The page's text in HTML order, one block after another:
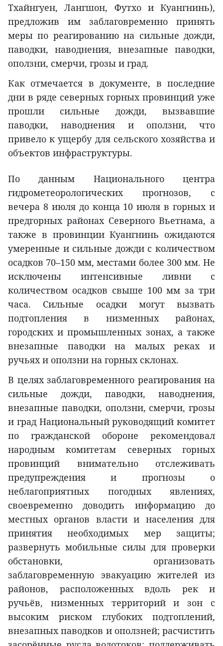
Тхайнгуен, Лангшон, Футхо и Куангнинь),
предложив им заблаговременно принять
меры по реагированию на сильные дожди,
паводки, наводнения, внезапные паводки,
оползни, смерчи, грозы и град.
Как отмечается в документе, в последние
дни в ряде северных горных провинций уже
прошли сильные дожди, вызвавшие
паводки, наводнения и оползни, что
привело к ущербу для сельского хозяйства и
объектов инфраструктуры.
По данным Национального центра
гидрометеорологических прогнозов, с
вечера 8 июля до конца 10 июля в горных и
предгорных районах Северного Вьетнама, а
также в провинции Куангнинь ожидаются
умеренные и сильные дожди с количеством
осадков 70–150 мм, местами более 300 мм. Не
исключены интенсивные ливни с
количеством осадков свыше 100 мм за три
часа. Сильные осадки могут вызвать
подтопления в низменных районах,
городских и промышленных зонах, а также
внезапные паводки на малых реках и
ручьях и оползни на горных склонах.
В целях заблаговременного реагирования на
сильные дожди, паводки, наводнения,
внезапные паводки, оползни, смерчи, грозы
и град Национальный руководящий комитет
по гражданской обороне рекомендовал
народным комитетам северных горных
провинций внимательно отслеживать
предупреждения и прогнозы о
неблагоприятных погодных явлениях,
своевременно доводить информацию до
местных органов власти и населения для
принятия необходимых мер защиты;
развернуть мобильные силы для проверки
обстановки, организовать
заблаговременную эвакуацию жителей из
районов, расположенных вдоль рек и
ручьёв, низменных территорий и зон с
высоким риском глубоких подтоплений,
внезапных паводков и оползней; расчистить